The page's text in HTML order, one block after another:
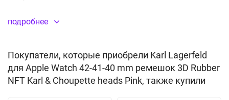
подробнее
Покупатели, которые приобрели Karl Lagerfeld
для Apple Watch 42-41-40 mm ремешок 3D Rubber
NFT Karl & Choupette heads Pink, также купили